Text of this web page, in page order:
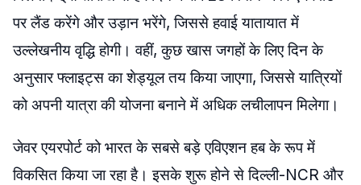
पर लैंड करेंगे और उड़ान भरेंगे, जिससे हवाई यातायात में
उल्लेखनीय वृद्धि होगी। वहीं, कुछ खास जगहों के लिए दिन के
अनुसार फ्लाइट्स का शेड्यूल तय किया जाएगा, जिससे यात्रियों
को अपनी यात्रा की योजना बनाने में अधिक लचीलापन मिलेगा।
जेवर एयरपोर्ट को भारत के सबसे बड़े एविएशन हब के रूप में
विकसित किया जा रहा है। इसके शुरू होने से दिल्ली-NCR और